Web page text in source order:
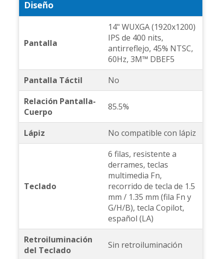
Diseño
Pantalla
14" WUXGA (1920x1200)
IPS de 400 nits,
antirreflejo, 45% NTSC,
60Hz, 3M™ DBEF5
Pantalla Táctil
No
Relación Pantalla-
Cuerpo
85.5%
Lápiz No compatible con lápiz
Teclado
6 filas, resistente a
derrames, teclas
multimedia Fn,
recorrido de tecla de 1.5
mm / 1.35 mm (fila Fn y
G/H/B), tecla Copilot,
español (LA)
Retroiluminación
del Teclado
Sin retroiluminación